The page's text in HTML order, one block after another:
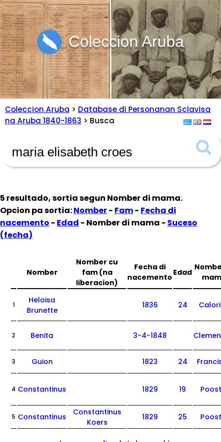
Coleccion Aruba
Coleccion Aruba > Database di Personanan Sclavisa
na Aruba 1840-1863 > Busca
5 resultado, sortia segun Nomber di mama.
Opcion pa sortia:Nomber- Fam- Fecha di
nacemento - Edad - Nomber di mama - Suceso
(fecha)
Nomber
Nomber cu
fam (na
liberacion)
Fecha di
nacemento Edad
1
Heloisa
Brunette
1836 24
2 Benita 3-4-1848
3 Guion 1823 24
4 Constantinus 1829 19
5 Constantinus
Constantinus
Koers
1829 25